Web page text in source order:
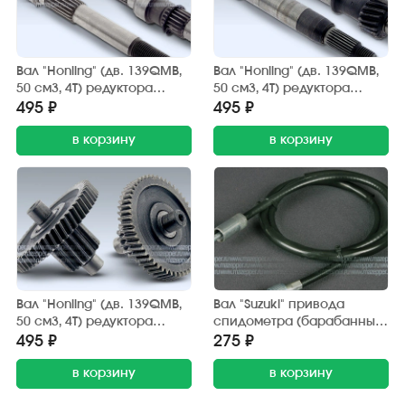
Вал "Honling" (дв. 139QMB,
50 см3, 4Т) редуктора
(вторичный 10") ТАТА
495 ₽
в корзину
Вал "Honling" (дв. 139QMB,
50 см3, 4Т) редуктора
(первичный) ТАТА
495 ₽
в корзину
Вал "Honling" (дв. 139QMB,
50 см3, 4Т) редуктора
(промежуточный) ТАТА
495 ₽
в корзину
Вал "Suzuki" привода
спидометра (барабанный
тормоз) SINOKI-SUPRA
275 ₽
в корзину